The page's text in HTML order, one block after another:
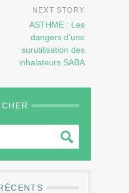
ASTHME : Les
dangers d’une
surutilisation des
inhalateurs SABA